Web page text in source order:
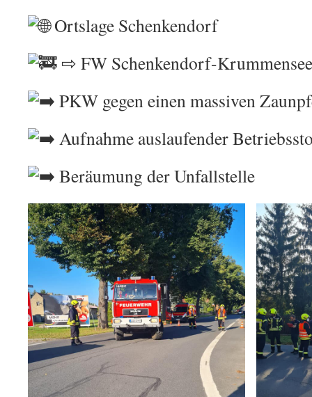
Ortslage Schenkendorf
⇨ FW Schenkendorf-
PKW gegen einen massiven
Aufnahme auslaufender
Beräumung der Unfallstelle